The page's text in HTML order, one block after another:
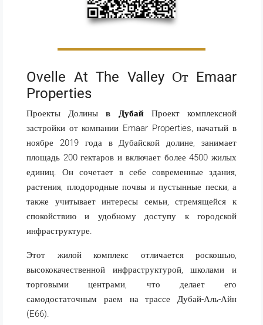
Ovelle At The Valley От Emaar
Properties
Проекты Долины в ДубайПроект комплексной
застройки от компании Emaar Properties, начатый в
ноябре 2019 года в Дубайской долине, занимает
площадь 200 гектаров и включает более 4500 жилых
единиц. Он сочетает в себе современные здания,
растения, плодородные почвы и пустынные пески, а
также учитывает интересы семьи, стремящейся к
спокойствию и удобному доступу к городской
инфраструктуре.
Этот жилой комплекс отличается роскошью,
высококачественной инфраструктурой, школами и
торговыми центрами, что делает его
самодостаточным раем на трассе Дубай-Аль-Айн
(E66).